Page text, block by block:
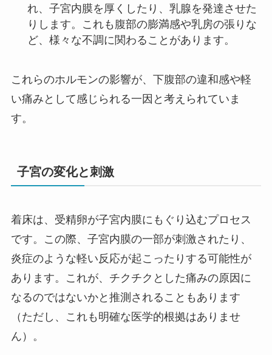
れ、子宮内膜を厚くしたり、乳腺を発達させた
りします。これも腹部の膨満感や乳房の張りな
ど、様々な不調に関わることがあります。
これらのホルモンの影響が、下腹部の違和感や軽
い痛みとして感じられる一因と考えられていま
す。
子宮の変化と刺激
着床は、受精卵が子宮内膜にもぐり込むプロセス
です。この際、子宮内膜の一部が刺激されたり、
炎症のような軽い反応が起こったりする可能性が
あります。これが、チクチクとした痛みの原因に
なるのではないかと推測されることもあります
（ただし、これも明確な医学的根拠はありませ
ん）。